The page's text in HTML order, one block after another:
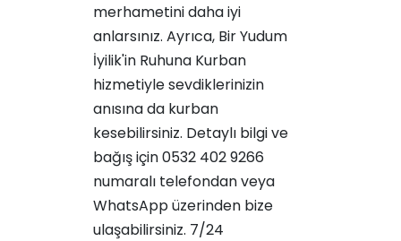
merhametini daha iyi
anlarsınız. Ayrıca, Bir Yudum
İyilik'in Ruhuna Kurban
hizmetiyle sevdiklerinizin
anısına da kurban
kesebilirsiniz. Detaylı bilgi ve
bağış için 0532 402 9266
numaralı telefondan veya
WhatsApp üzerinden bize
ulaşabilirsiniz. 7/24